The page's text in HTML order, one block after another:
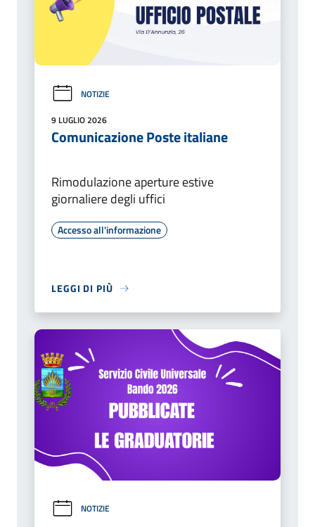
NOTIZIE
9 LUGLIO 2026
Comunicazione Poste italiane
Rimodulazione aperture estive
giornaliere degli uffici
Accesso all'informazione
LEGGI DI PIÙ
NOTIZIE